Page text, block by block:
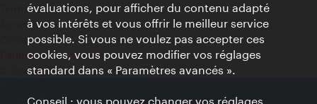
Terms of Use
Accessibilité
Contact presse
Paramètres de cookies
© Copyright WienTourismus
évaluations, pour afficher du contenu adapté
à vos intérêts et vous offrir le meilleur service
possible. Si vous ne voulez pas accepter ces
cookies, vous pouvez modifier vos réglages
standard dans « Paramètres avancés ».
Conseil : vous pouvez changer vos réglages